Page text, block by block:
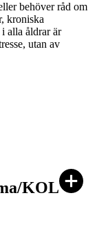
behöver råd om
kroniska
alla åldrar är
utan av
KOL